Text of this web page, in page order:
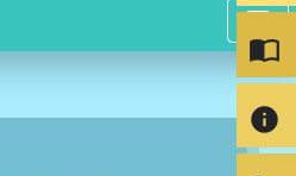
menu
import_contacts
info